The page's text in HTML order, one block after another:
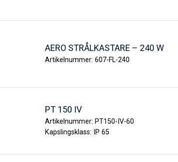
AERO STRÅLKASTARE – 240 W
Artikelnummer: 607-FL-240
PT 150 IV
Artikelnummer: PT150-IV-60
Kapslingsklass:
IP 65